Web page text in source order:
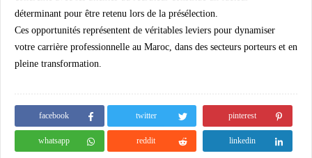
déterminant pour être retenu lors de la présélection.
Ces opportunités représentent de véritables leviers pour dynamiser
votre carrière professionnelle au Maroc, dans des secteurs porteurs et en
pleine transformation.
facebook twitter pinterest
whatsapp reddit linkedin